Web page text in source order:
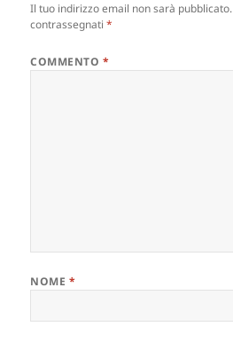
Il tuo indirizzo email non sarà pubblicato.
contrassegnati*
COMMENTO *
NOME *